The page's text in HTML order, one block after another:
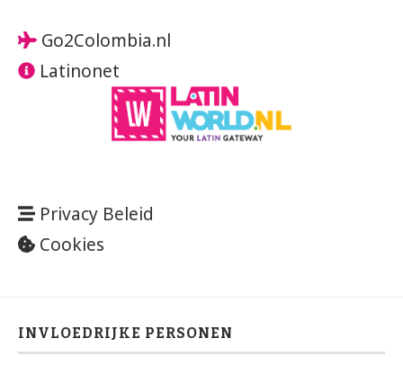
Go2Colombia.nl
Latinonet
Privacy Beleid
Cookies
INVLOEDRIJKE PERSONEN